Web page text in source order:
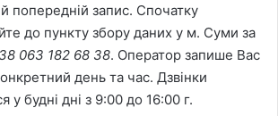
попередній запис. Спочатку
до пункту збору даних у м. Суми за
063 182 68 38. Оператор запише Вас
день та час. Дзвінки
у будні дні з 9:00 до 16:00 г.